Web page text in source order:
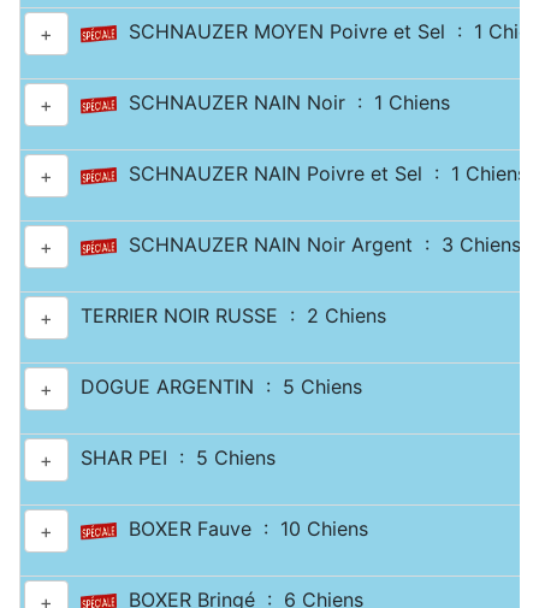
+ SCHNAUZER MOYEN Poivre et Sel : 1
+ SCHNAUZER NAIN Noir : 1 Chiens
+ SCHNAUZER NAIN Poivre et Sel : 1 Chiens
+ SCHNAUZER NAIN Noir Argent : 3 Chiens
+ TERRIER NOIR RUSSE : 2 Chiens
+ DOGUE ARGENTIN : 5 Chiens
+ SHAR PEI : 5 Chiens
+ BOXER Fauve : 10 Chiens
+ BOXER Bringé : 6 Chiens